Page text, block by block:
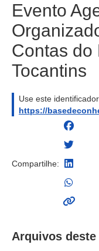
Evento
Contas do
Tocantins
Use este
https://
Compartilhe:
Arquivos